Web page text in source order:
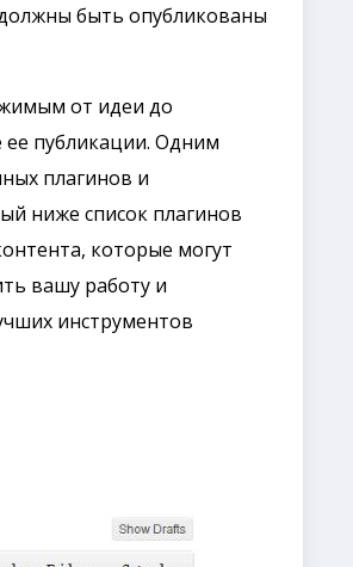
быть опубликованы
от идеи до
публикации. Одним
плагинов и
ниже список плагинов
которые могут
вашу работу и
инструментов